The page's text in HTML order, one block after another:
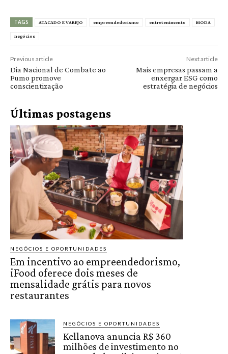
TAGS ATACADO E VAREJO empreendedorismo entretenimento MODA
negócios
Previous article
Dia Nacional de Combate ao
Fumo promove
conscientização
Next article
Mais empresas passam a
enxergar ESG como
estratégia de negócios
Últimas postagens
NEGÓCIOS E OPORTUNIDADES
Em incentivo ao empreendedorismo,
iFood oferece dois meses de
mensalidade grátis para novos
restaurantes
NEGÓCIOS E OPORTUNIDADES
Kellanova anuncia R$ 360
milhões de investimento no